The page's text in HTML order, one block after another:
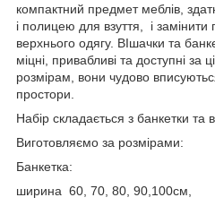
компактний предмет меблів,
і полицею для взуття, і
верхнього одягу. ВІшачки та
міцні, привабливі та доступні
розмірам, вони чудово
простори.
Набір складається з банкетки та
Виготовляємо за розмірами:
Банкетка:
ширина 60, 70, 80, 90,100см,